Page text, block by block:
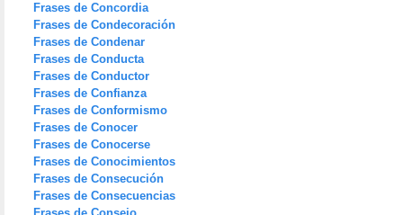
Frases de Concordia
Frases de Condecoración
Frases de Condenar
Frases de Conducta
Frases de Conductor
Frases de Confianza
Frases de Conformismo
Frases de Conocer
Frases de Conocerse
Frases de Conocimientos
Frases de Consecución
Frases de Consecuencias